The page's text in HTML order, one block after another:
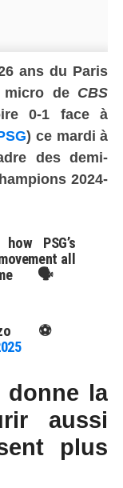
ans du Paris
micro de CBS
0-1 face à
) ce mardi à
des demi-
2024-
PSG’s
all
🗣️
⚽️
donne la
aussi
plus